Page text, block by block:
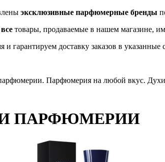
эксклюзивные парфюмерные бренды
все товары, продаваемые в нашем магазине,
гарантируем доставку заказов в указанные
ПАРФЮМЕРИИ